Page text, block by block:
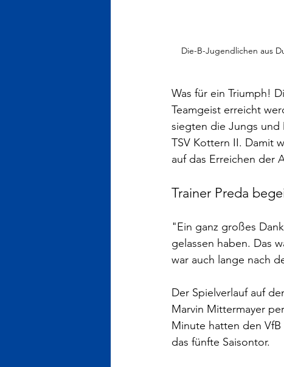
Die-B-Jugendlichen aus
Was für ein Triumph!
Teamgeist erreicht
siegten die Jungs und
TSV Kottern II. Damit
auf das Erreichen der
Trainer Preda
"Ein ganz großes
gelassen haben. Das
war auch lange nach
Der Spielverlauf auf
Marvin Mittermayer
Minute hatten den
das fünfte Saisontor.